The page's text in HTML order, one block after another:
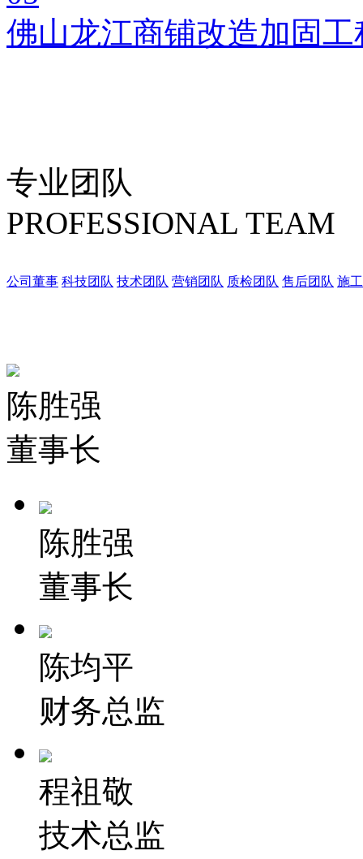
佛山龙江商铺改造加固工
专业团队
PROFESSIONAL TEAM
公司董事 科技团队 技术团队 营销团队 质检团队 售后团队 施
陈胜强
董事长
陈胜强
董事长
陈均平
财务总监
程祖敬
技术总监